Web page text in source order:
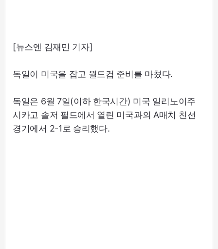
[뉴스엔 김재민 기자]
독일이 미국을 잡고 월드컵 준비를 마쳤다.
독일은 6월 7일(이하 한국시간) 미국 일리노이주
시카고 솔저 필드에서 열린 미국과의 A매치 친선
경기에서 2-1로 승리했다.